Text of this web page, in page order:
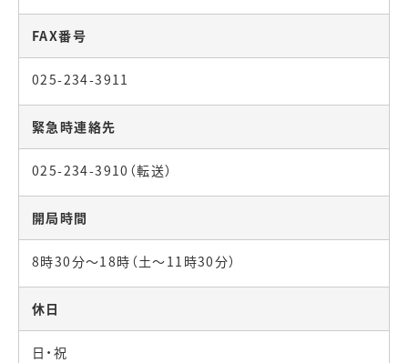
FAX番号
025-234-3911
緊急時連絡先
025-234-3910（転送）
開局時間
8時30分～18時（土～11時30分）
休日
日・祝